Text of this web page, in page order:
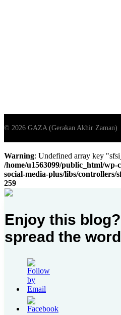
Warning: Undefined array key
/home/u1563099/public_html/
social-media-plus/libs/
259
Enjoy this
spread the